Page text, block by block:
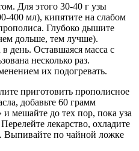
Для этого 30-40 г узы
400 мл), кипятите на слабом
Глубоко дышите
дольше, тем лучше).
день. Оставшаяся масса с
несколько раз.
их подогревать.
приготовить прополисное
добавьте 60 грамм
и мешайте до тех пор, пока уза
лекарство, охладите
Выпивайте по чайной ложке